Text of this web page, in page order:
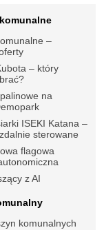
–
– który
na
ISEKI Katana –
sterowane
flagowa
z AI
komunalnych